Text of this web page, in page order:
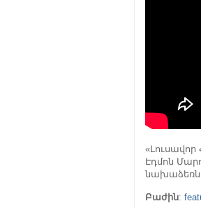
Էդմոն
Բաժին: